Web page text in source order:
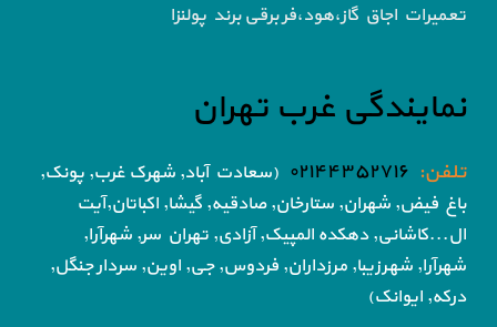
تعمیرات اجاق گاز،هود،فر برقی برند پولنزا
نمایندگی غرب تهران
تلفن: ۰۲۱۴۴۳۵۲۷۱۶ (سعادت آباد, شهرک غرب, پونک,
باغ فیض, شهران, ستارخان, صادقیه, گیشا, اکباتان,آیت
ال...کاشانی, دهکده المپیک, آزادی, تهران سر, شهرآرا,
شهرآرا, شهرزیبا, مرزداران, فردوس, جی, اوین, سردار جنگل,
درکه, ایوانک)